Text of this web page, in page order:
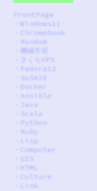
FrontPage
Windows11
Chromebook
Random
機械学習
さくらVPS
Fedora13
SuSe10
Docker
Ansible
Java
Scala
Python
Ruby
Lisp
Computer
GIS
HTML
Culture
Link